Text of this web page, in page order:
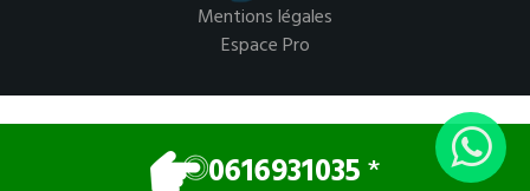
Mentions légales
Espace Pro
0616931035*